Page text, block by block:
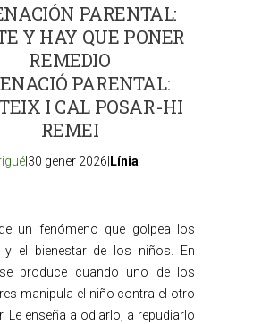
PARENTAL:
Y HAY QUE PONER
REMEDIO
PARENTAL:
I CAL POSAR-HI
REMEI
|30 gener 2026| Línia
un fenómeno que golpea los
y el bienestar de los niños. En
produce cuando uno de los
manipula el niño contra el otro
Le enseña a odiarlo, a repudiarlo